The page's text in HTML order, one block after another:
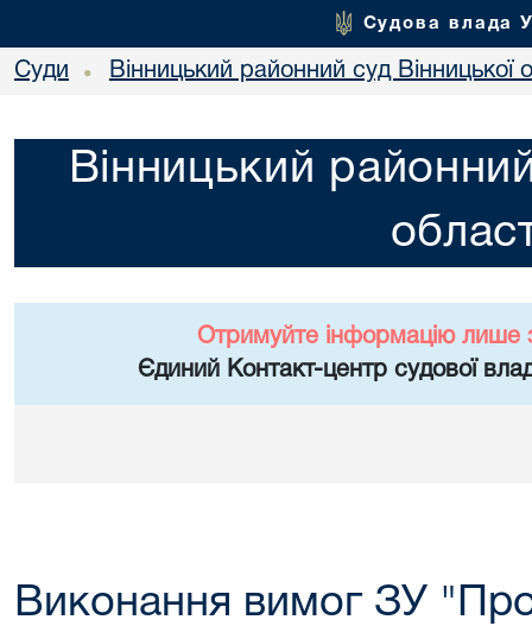
Судова влада
Суди • Вінницький районний суд Вінницької
Вінницький
Отримуйте інформацію лише
Єдиний Контакт-центр судової
Виконання вимог ЗУ "Про